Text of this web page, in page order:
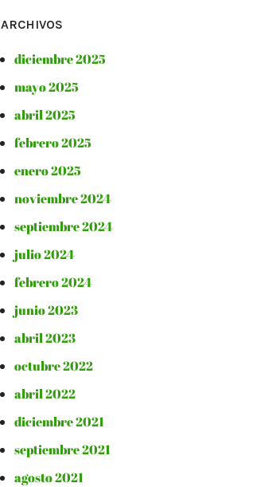
ARCHIVOS
diciembre 2025
mayo 2025
abril 2025
febrero 2025
enero 2025
noviembre 2024
septiembre 2024
julio 2024
febrero 2024
junio 2023
abril 2023
octubre 2022
abril 2022
diciembre 2021
septiembre 2021
agosto 2021